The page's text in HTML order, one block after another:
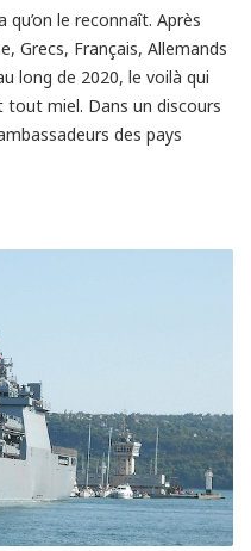
le reconnaît. Après
Grecs, Français, Allemands
long de 2020, le voilà qui
tout miel. Dans un discours
des pays